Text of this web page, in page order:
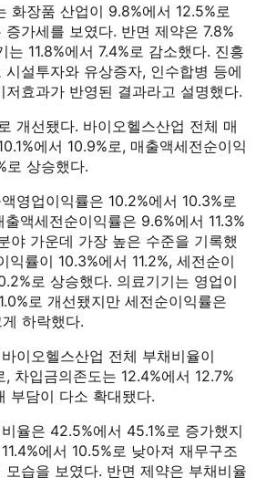
화장품 산업이 9.8%에서 12.5%로
가세를 보였다. 반면 제약은 7.8%
는 11.8%에서 7.4%로 감소했다. 진흥
설투자와 유상증자, 인수합병 등에
저효과가 반영된 결과라고 설명했다.
개선됐다. 바이오헬스산업 전체 매
에서 10.9%로, 매출액세전순이익
로 상승했다.
영업이익률은 10.2%에서 10.3%로
액세전순이익률은 9.6%에서 11.3%
야 가운데 가장 높은 수준을 기록했
익률이 10.3%에서 11.2%, 세전순이
로 상승했다. 의료기기는 영업이
로 개선됐지만 세전순이익률은
하락했다.
이오헬스산업 전체 부채비율이
차입금의존도는 12.4%에서 12.7%
부담이 다소 확대됐다.
율은 42.5%에서 45.1%로 증가했지
에서 10.5%로 낮아져 재무구조
모습을 보였다. 반면 제약은 부채비율